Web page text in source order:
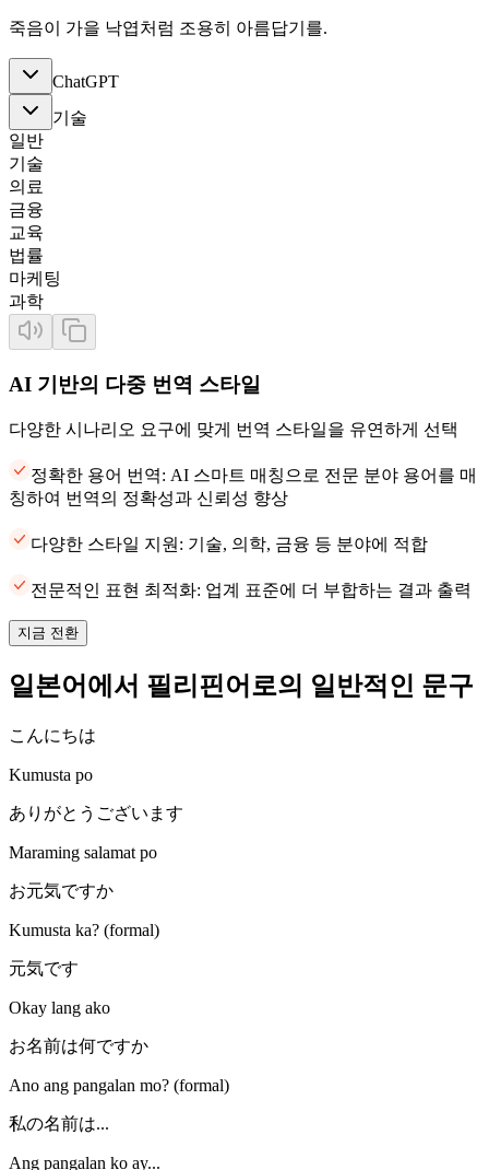
죽음이 가을 낙엽처럼 조용히 아름답기를.
ChatGPT
기술
일반
기술
의료
금융
교육
법률
마케팅
과학
AI 기반의 다중 번역 스타일
다양한 시나리오 요구에 맞게 번역 스타일을 유연하게 선택
정확한 용어 번역: AI 스마트 매칭으로 전문 분야 용어를 매
칭하여 번역의 정확성과 신뢰성 향상
다양한 스타일 지원: 기술, 의학, 금융 등 분야에 적합
전문적인 표현 최적화: 업계 표준에 더 부합하는 결과 출력
지금 전환
일본어에서 필리핀어로의 일반적인 문구
こんにちは
Kumusta po
ありがとうございます
Maraming salamat po
お元気ですか
Kumusta ka? (formal)
元気です
Okay lang ako
お名前は何ですか
Ano ang pangalan mo? (formal)
私の名前は...
Ang pangalan ko ay...